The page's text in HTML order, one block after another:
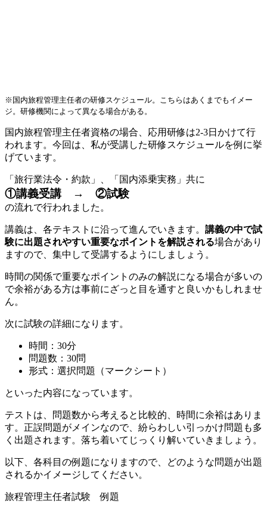
※国内旅程管理主任者の研修スケジュール。こちらはあくまでもイメー
ジ。研修機関によって異なる場合がある。
国内旅程管理主任者資格の場合、応用研修は2-3日かけて行
われます。今回は、私が受講した研修スケジュールを例に挙
げています。
「旅行業法令・約款」、「国内添乗実務」共に
①講義受講 → ②試験
の流れで行われました。
講義は、各テキストに沿って進んでいきます。 講義の中で試
験に出題されやすい重要なポイントを解説される場合があり
ますので、集中して受講するようにしましょう。
時間の関係で重要なポイントのみの解説になる場合が多いの
で余裕がある方は事前にざっと目を通すと良いかもしれませ
ん。
次に試験の詳細になります。
時間：30分
問題数：30問
形式：選択問題（マークシート）
といった内容になっています。
テストは、問題数から考えると比較的、時間に余裕はありま
す。正誤問題がメインなので、紛らわしい引っかけ問題も多
く出題されます。落ち着いてじっくり解いていきましょう。
以下、各科目の例題になりますので、どのような問題が出題
されるかイメージしてください。
旅程管理主任者試験 例題